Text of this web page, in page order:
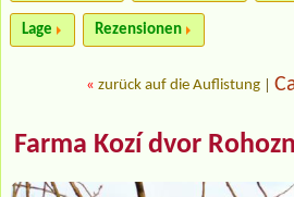
Lage Rezensionen
« zurück auf die Auflistung
Farma Kozí dvor